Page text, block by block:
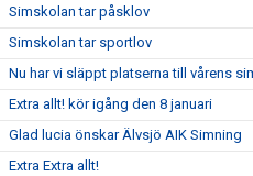
Simskolan tar påsklov
Simskolan tar sportlov
Nu har vi släppt platserna till vårens
Extra allt! kör igång den 8 januari
Glad lucia önskar Älvsjö AIK Simning
Extra Extra allt!